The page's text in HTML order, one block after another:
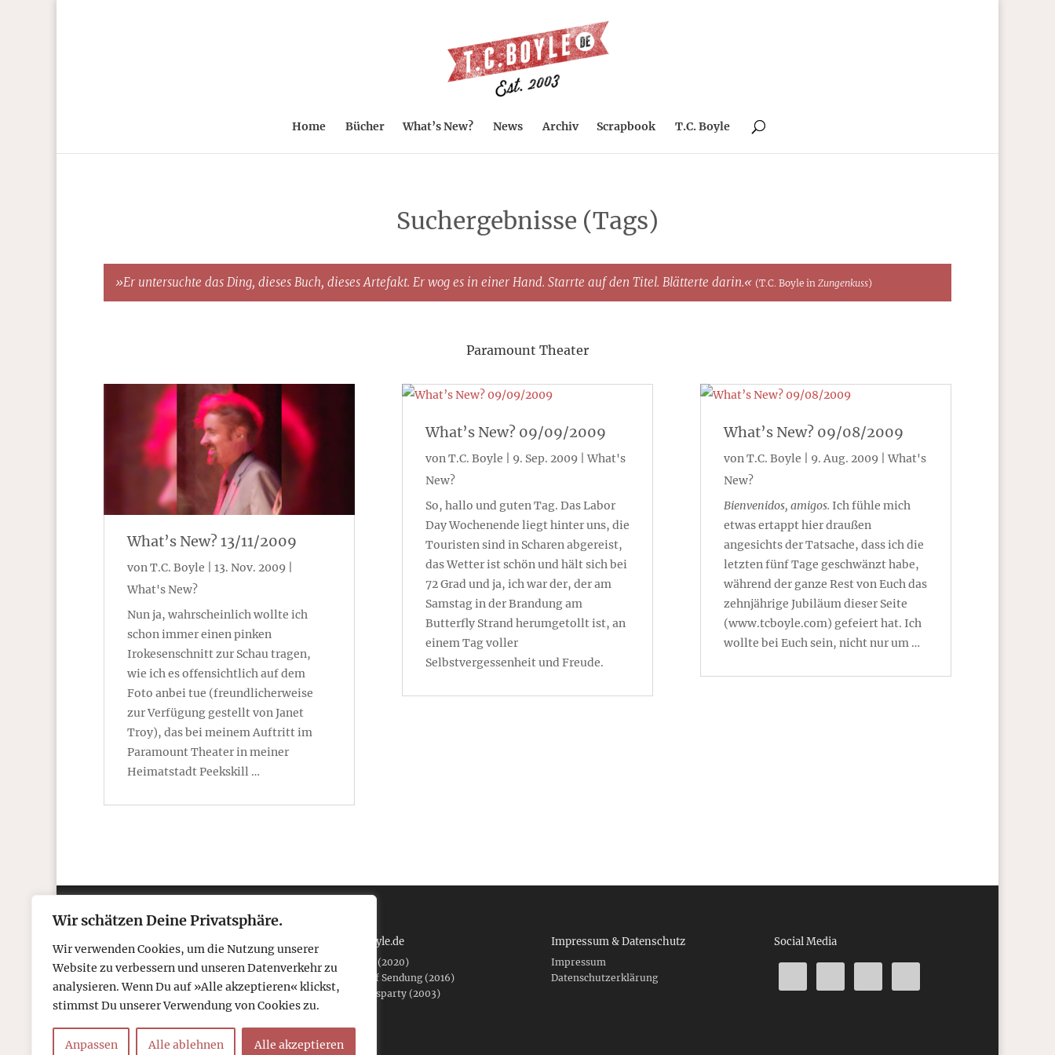
Wir schätzen Deine Privatsphäre.
Wir verwenden Cookies, um die Nutzung unserer
Website zu verbessern und unseren Datenverkehr zu
analysieren. Wenn Du auf »Alle akzeptieren« klickst,
stimmst Du unserer Verwendung von Cookies zu.
Anpassen Alle ablehnen Alle akzeptieren
Home Bücher What’s New? News Archiv Scrapbook T.C. Boyle
Suchergebnisse (Tags)
»Er untersuchte das Ding, dieses Buch, dieses Artefakt. Er wog es in einer Hand. Starrte auf den Titel. Blätterte darin.« (T.C. Boyle in Zungenkuss)
Paramount Theater
What’s New? 13/11/2009
vonT.C. Boyle 13. Nov. 2009
What's New?
Nun ja, wahrscheinlich wollte ich
schon immer einen pinken
Irokesenschnitt zur Schau tragen,
wie ich es offensichtlich auf dem
Foto anbei tue (freundlicherweise
zur Verfügung gestellt von Janet
Troy), das bei meinem Auftritt im
Paramount Theater in meiner
Heimatstadt Peekskill …
What’s New? 09/09/2009
vonT.C. Boyle 9. Sep. 2009|What's
New?
So, hallo und guten Tag. Das Labor
Day Wochenende liegt hinter uns, die
Touristen sind in Scharen abgereist,
das Wetter ist schön und hält sich bei
72 Grad und ja, ich war der, der am
Samstag in der Brandung am
Butterfly Strand herumgetollt ist, an
einem Tag voller
Selbstvergessenheit und Freude.
What’s New? 09/08/2009
vonT.C. Boyle 9. Aug. 2009|What's
New?
Bienvenidos, amigos. Ich fühle mich
etwas ertappt hier draußen
angesichts der Tatsache, dass ich die
letzten fünf Tage geschwänzt habe,
während der ganze Rest von Euch das
zehnjährige Jubiläum dieser Seite
(www.tcboyle.com) gefeiert hat. Ich
wollte bei Euch sein, nicht nur um …
Kontakt
Telefon: 05306 912 418
Über tcboyle.de
Refreshed (2020)
Wieder auf Sendung (2016)
Eröffnungsparty (2003)
Impressum & Datenschutz
Impressum
Datenschutzerklärung
Social Media